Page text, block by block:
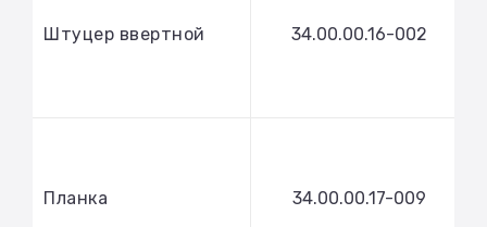
Штуцер ввертной 34.00.00.16-002
Планка 34.00.00.17-009